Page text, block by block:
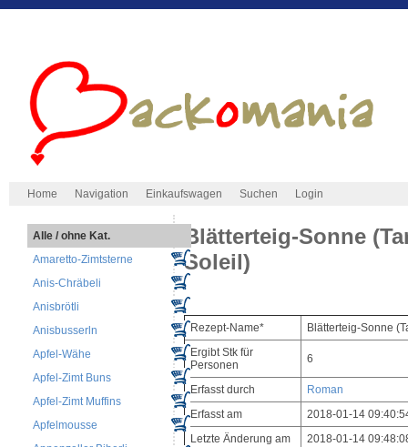
Home Navigation Einkaufswagen Suchen Login
Alle / ohne Kat.
Amaretto-Zimtsterne
Anis-Chräbeli
Anisbrötli
Anisbusserln
Apfel-Wähe
Apfel-Zimt Buns
Apfel-Zimt Muffins
Apfelmousse
Blätterteig-Sonne
Soleil)
Rezept-Name*
Blätterteig-Sonne
Ergibt Stk für
Personen
6
Erfasst durch
Roman
Erfasst am
2018-01-14
Letzte Änderung am
2018-01-14